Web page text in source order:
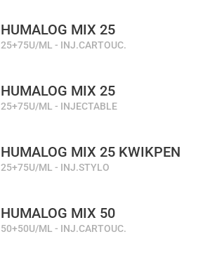
HUMALOG MIX 25
25+75U/ML - INJ.CARTOUC.
HUMALOG MIX 25
25+75U/ML - INJECTABLE
HUMALOG MIX 25 KWIKPEN
25+75U/ML - INJ.STYLO
HUMALOG MIX 50
50+50U/ML - INJ.CARTOUC.